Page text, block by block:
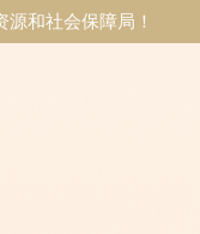
和社会保障局！